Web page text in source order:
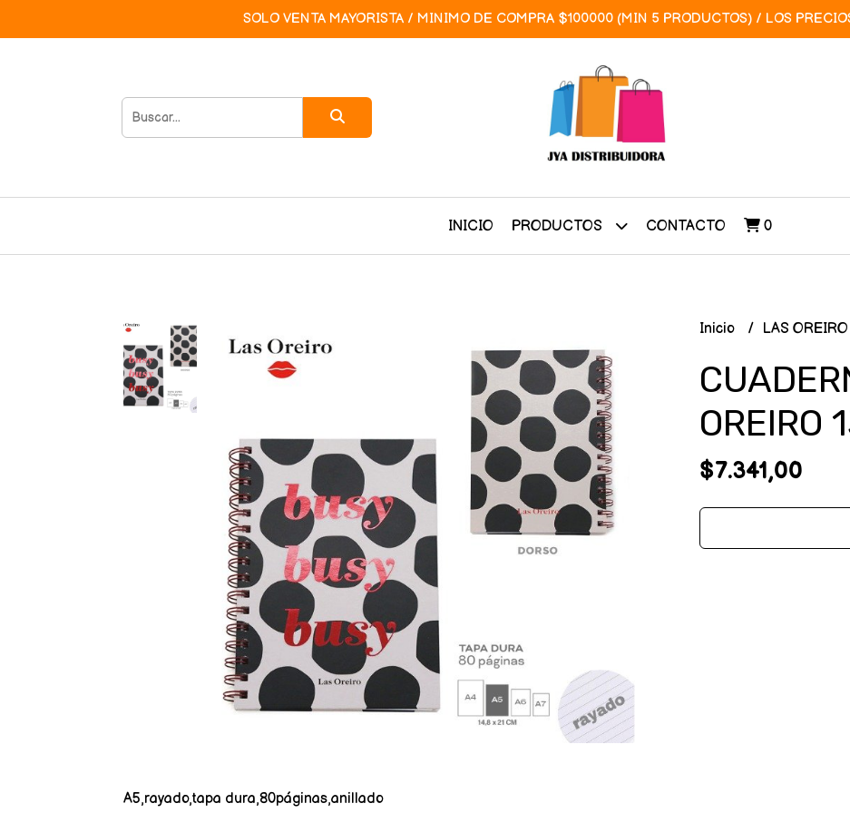
SOLO VENTA MAYORISTA / MINIMO DE COMPRA $100000 (MIN 5 PRODUCTOS) / LOS
INICIO PRODUCTOS CONTACTO 0
A5,rayado,tapa dura,80páginas,anillado
Inicio LAS OREIRO
OREIRO
$7.341,00